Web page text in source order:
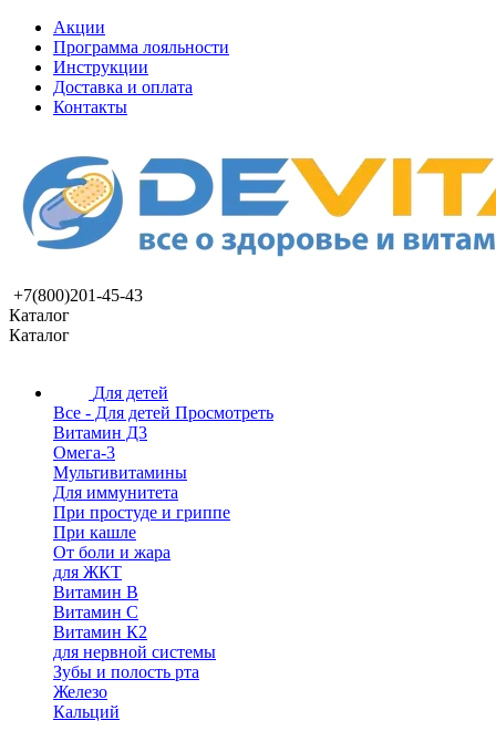
Акции
Программа лояльности
Инструкции
Доставка и оплата
Контакты
+7(800)201-45-43
Каталог
Каталог
Для детей
Все - Для детей Просмотреть
Витамин Д3
Омега-3
Мультивитамины
Для иммунитета
При простуде и гриппе
При кашле
От боли и жара
для ЖКТ
Витамин В
Витамин С
Витамин К2
для нервной системы
Зубы и полость рта
Железо
Кальций